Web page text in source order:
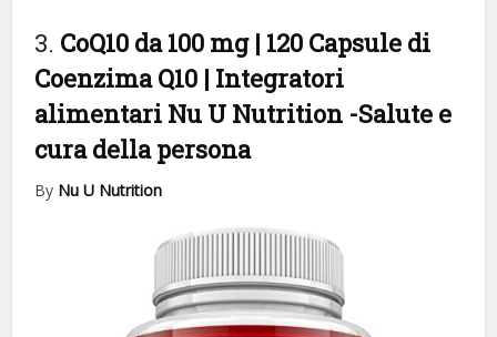
3. CoQ10 da 100 mg | 120 Capsule di
Coenzima Q10 | Integratori
alimentari Nu U Nutrition -Salute e
cura della persona
By Nu U Nutrition